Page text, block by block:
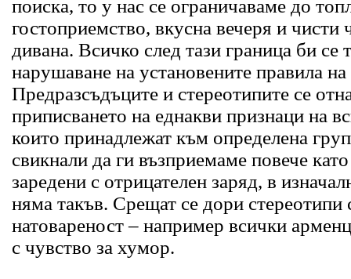
поиска, то у нас се ограничаваме до
гостоприемство, вкусна вечеря и
дивана. Всичко след тази граница би се
нарушаване на установените правила
Предразсъдъците и стереотипите се
приписването на еднакви признаци на
които принадлежат към определена
свикнали да ги възприемаме повече
заредени с отрицателен заряд, в
няма такъв. Срещат се дори стереотипи
натовареност – например всички
с чувство за хумор.